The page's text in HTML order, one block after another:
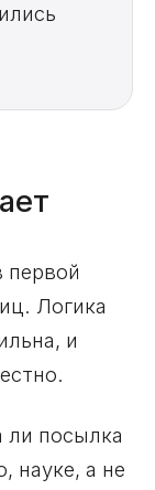
Логика
и
ли посылка
науке, а не